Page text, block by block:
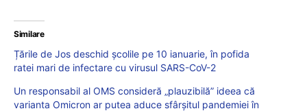
Similare
Țările de Jos deschid școlile pe 10 ianuarie, în pofida
ratei mari de infectare cu virusul SARS-CoV-2
Un responsabil al OMS consideră „plauzibilă” ideea că
varianta Omicron ar putea aduce sfârșitul pandemiei în